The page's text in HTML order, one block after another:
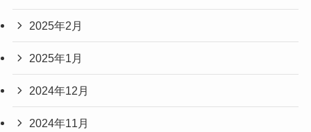
2025年2月
2025年1月
2024年12月
2024年11月